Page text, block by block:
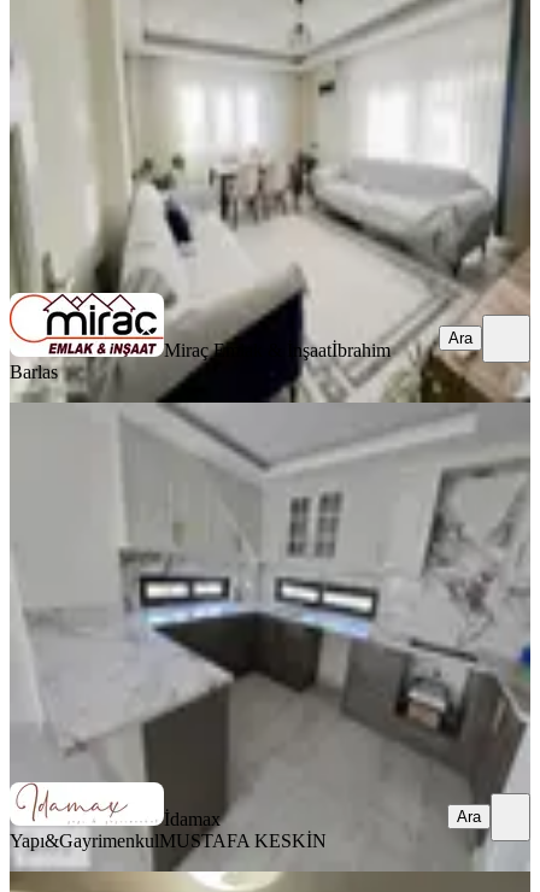
Manavgat, Yayla Mahallesi
2+1
110 m²·2. Kat·06.08.2026
Miraç Emlak & İnşaatİbrahim Barlas
Ara
Miraç Emlak & İnşaatİbrahim
Barlas
Ara
İdamax ' Tan Manavgat Sorgun ' Da
Ultra Lüks Özel Yapım Villa
Manavgat, Sorgun Mahallesi
2+1 · 140 m² · 06.08.2026
28.000.000 ₺
İdamax Yapı&Gayrimenkul MUSTAFA KESKİN
İdamax
Yapı&GayrimenkulMUSTAFA KESKİN
Ara